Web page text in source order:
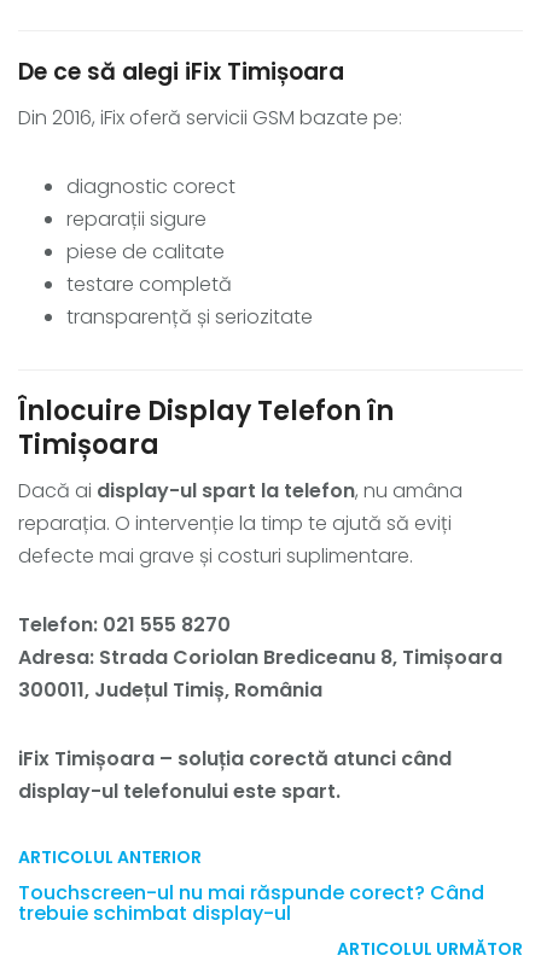
De ce să alegi iFix Timișoara
Din 2016, iFix oferă servicii GSM bazate pe:
diagnostic corect
reparații sigure
piese de calitate
testare completă
transparență și seriozitate
Înlocuire Display Telefon în
Timișoara
Dacă ai display-ul spart la telefon, nu amâna
reparația. O intervenție la timp te ajută să eviți
defecte mai grave și costuri suplimentare.
Telefon: 021 555 8270
Adresa: Strada Coriolan Brediceanu 8, Timișoara
300011, Județul Timiș, România
iFix Timișoara – soluția corectă atunci când
display-ul telefonului este spart.
ARTICOLUL ANTERIOR
Touchscreen-ul nu mai răspunde corect? Când
trebuie schimbat display-ul
ARTICOLUL URMĂTOR